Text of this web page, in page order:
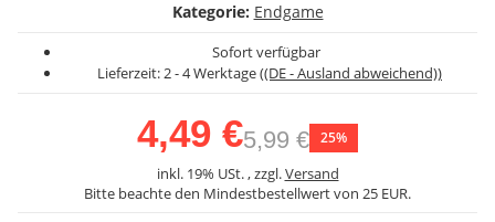
Kategorie: Endgame
Sofort verfügbar
Lieferzeit:2 - 4 Werktage((DE - Ausland abweichend))
4,49 €5,99 € 25%
inkl. 19% USt. , zzgl.Versand
Bitte beachte den Mindestbestellwert von 25 EUR.